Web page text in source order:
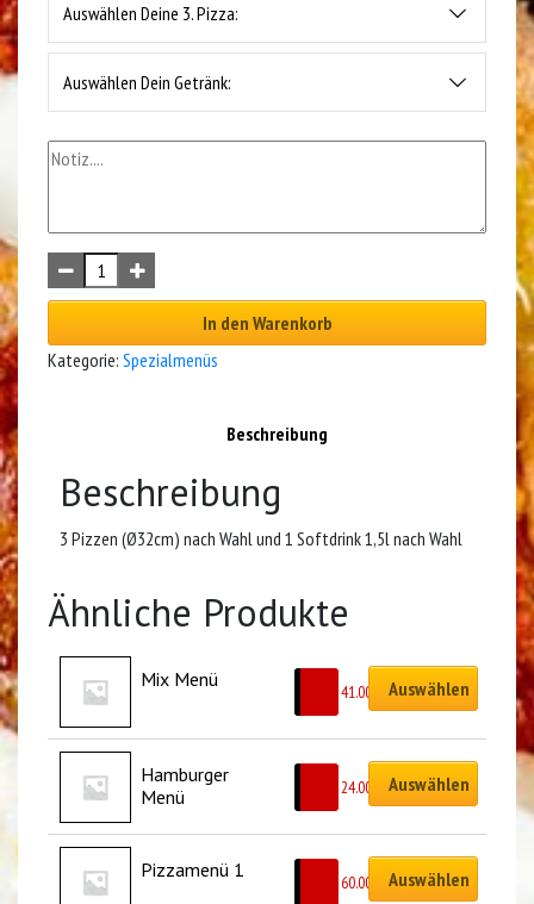
Auswählen Deine 3. Pizza:
Auswählen Dein Getränk:
In den Warenkorb
Kategorie: Spezialmenüs
Beschreibung
Beschreibung
3 Pizzen (Ø32cm) nach Wahl und 1 Softdrink 1,5l nach Wahl
Ähnliche Produkte
Mix Menü
41.00 Auswählen
Hamburger
Menü
24.00 Auswählen
Pizzamenü 1
60.00 Auswählen